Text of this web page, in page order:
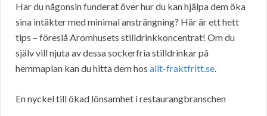
Har du någonsin funderat över hur du kan hjälpa dem öka
sina intäkter med minimal ansträngning? Här är ett hett
tips – föreslå Aromhusets stilldrinkkoncentrat! Om du
själv vill njuta av dessa sockerfria stilldrinkar på
hemmaplan kan du hitta dem hos allt-fraktfritt.se.
En nyckel till ökad lönsamhet i restaurangbranschen